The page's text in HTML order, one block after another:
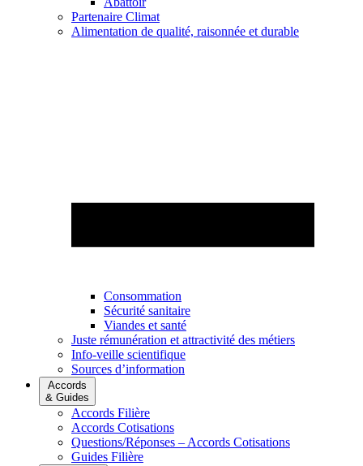
Partenaire Climat
Alimentation de qualité, raisonnée et durable
Consommation
Sécurité sanitaire
Viandes et santé
Juste rémunération et attractivité des métiers
Info-veille scientifique
Sources d’information
Accords
& Guides
Accords Filière
Accords Cotisations
Questions/Réponses – Accords Cotisations
Guides Filière